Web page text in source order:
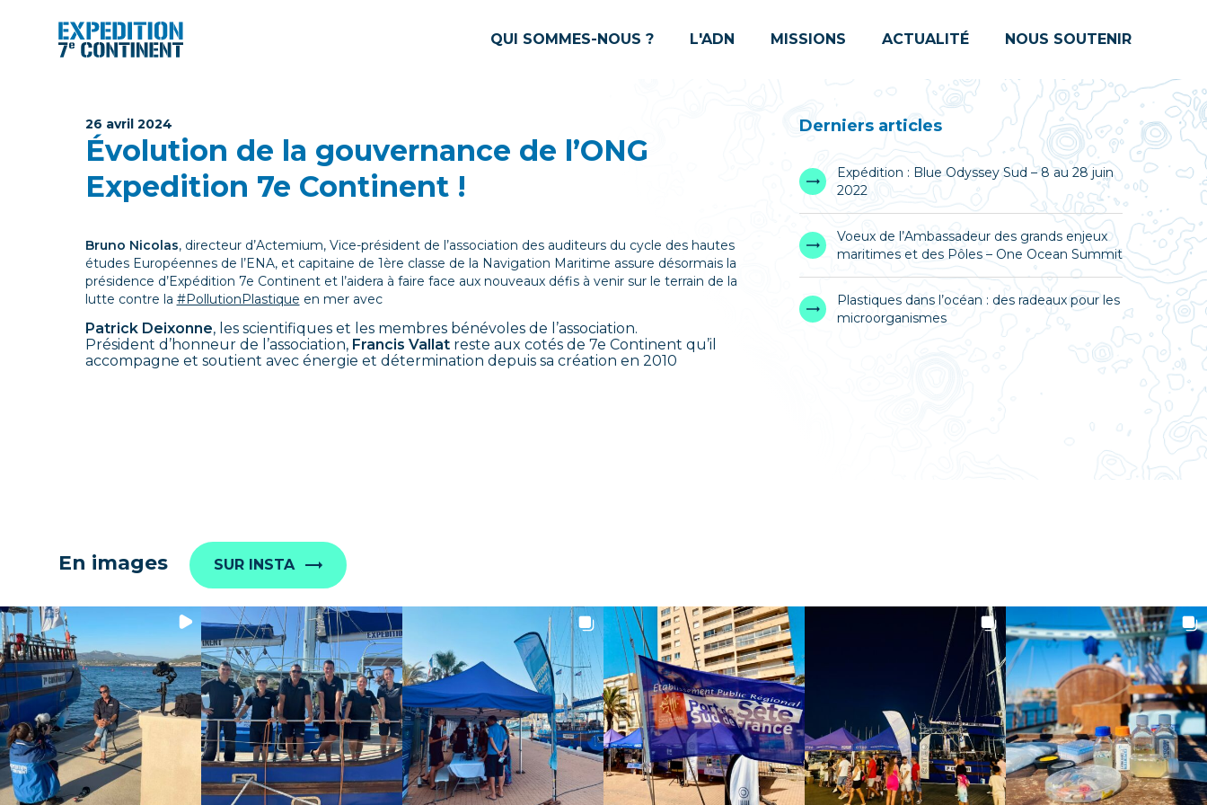
contenu
QUI SOMMES-NOUS ? L'ADN MISSIONS ACTUALITÉ NOUS SOUTENIR
26 avril 2024
Évolution de la gouvernance de l’ONG
Expedition 7e Continent !
Bruno Nicolas, directeur d’Actemium, Vice-président de l’association des auditeurs du cycle des hautes
études Européennes de l’ENA, et capitaine de 1ère classe de la Navigation Maritime assure désormais la
présidence d’Expédition 7e Continent et l’aidera à faire face aux nouveaux défis à venir sur le terrain de la
lutte contre la #PollutionPlastique en mer avec
Patrick Deixonne, les scientifiques et les membres bénévoles de l’association.
Président d’honneur de l’association, Francis Vallatreste aux cotés de 7e Continent qu’il
accompagne et soutient avec énergie et détermination depuis sa création en 2010
Derniers articles
Expédition : Blue Odyssey Sud – 8 au 28 juin
2022
Voeux de l’Ambassadeur des grands enjeux
maritimes et des Pôles – One Ocean Summit
Plastiques dans l’océan : des radeaux pour les
microorganismes
En images SUR INSTA